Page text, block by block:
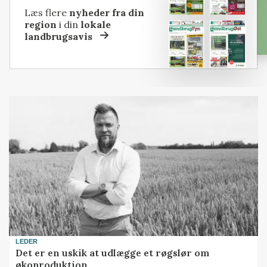
Læs flere nyheder fra din
region i dinlokale
landbrugsavis
LEDER
Det er en uskik at udlægge et røgslør om
økoproduktion